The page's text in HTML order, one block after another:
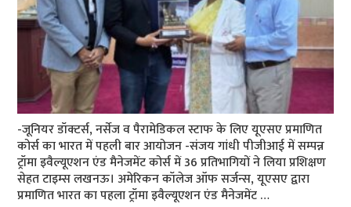
-जूनियर डॉक्टर्स, नर्सेज व पैरामेडिकल स्टाफ के लिए यूएसए प्रमाणित
कोर्स का भारत में पहली बार आयोजन -संजय गांधी पीजीआई में सम्पन्न
ट्रॉमा इवैल्यूएशन एंड मैनेजमेंट कोर्स में 36 प्रतिभागियों ने लिया प्रशिक्षण
सेहत टाइम्स लखनऊ। अमेरिकन कॉलेज ऑफ सर्जन्स, यूएसए द्वारा
प्रमाणित भारत का पहला ट्रॉमा इवैल्यूएशन एंड मैनेजमेंट …